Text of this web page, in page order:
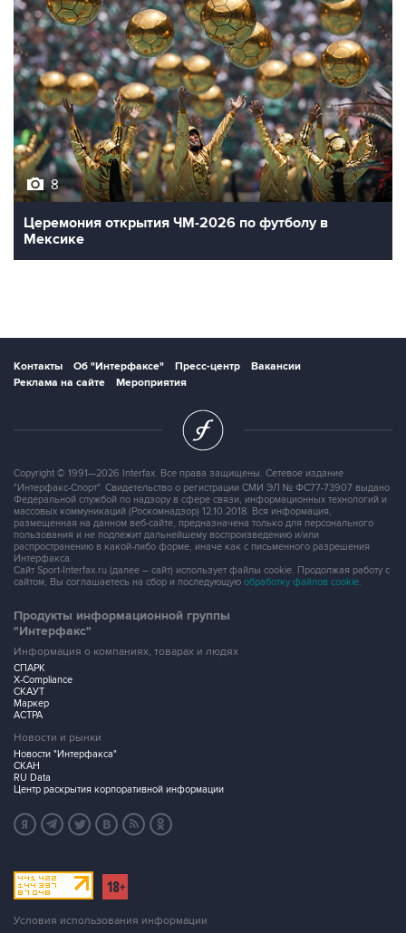
8
Церемония открытия ЧМ-2026 по футболу в
Мексике
Контакты Об "Интерфаксе" Пресс-центр
Вакансии
Реклама на сайте
Мероприятия
Copyright © 1991—2026 Interfax. Все права защищены. Сетевое издание
"Интерфакс-Спорт". Свидетельство о регистрации СМИ ЭЛ № ФС77-73907 выдано
Федеральной службой по надзору в сфере связи, информационных технологий и
массовых коммуникаций (Роскомнадзор) 12.10.2018. Вся информация,
размещенная на данном веб-сайте, предназначена только для персонального
пользования и не подлежит дальнейшему воспроизведению и/или
распространению в какой-либо форме, иначе как с письменного разрешения
Интерфакса.
Сайт Sport-Interfax.ru (далее – сайт) использует файлы cookie. Продолжая работу с
сайтом, Вы соглашаетесь на сбор и последующую обработку файлов cookie.
Продукты информационной группы
"Интерфакс"
Информация о компаниях, товарах и людях
СПАРК
X-Compliance
СКАУТ
Маркер
АСТРА
Новости и рынки
Новости "Интерфакса"
СКАН
RU Data
Центр раскрытия корпоративной информации
Условия использования информации